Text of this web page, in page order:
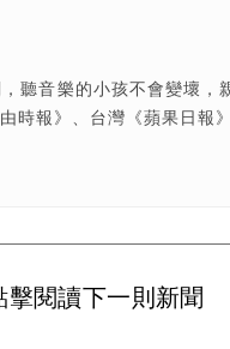
聽音樂的小孩不會變壞
報》、台灣《蘋果日報
擊閱讀下一則新聞